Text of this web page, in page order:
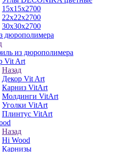
15х15х2700
22х22х2700
30х30х2700
дюрополимера
из дюрополимера
Vit Art
Назад
Декор Vit Art
Карниз VitArt
Молдинги VitArt
Уголки VitArt
Плинтус VitArt
Назад
Hi Wood
Карнизы